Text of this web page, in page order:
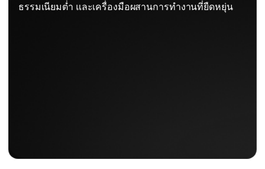
ธรรมเนียมต่ำ และเครื่องมือผสานการทำงานที่ยืดหยุ่น